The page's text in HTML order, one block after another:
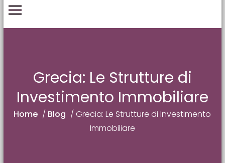
Grecia: Le Strutture di
Investimento Immobiliare
Home / Blog / Grecia: Le Strutture di Investimento
Immobiliare